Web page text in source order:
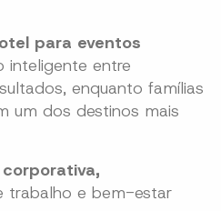
para eventos
entre
enquanto famílias
um dos destinos mais
trabalho e bem-estar